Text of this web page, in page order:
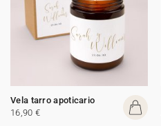
Vela tarro apoticario
16,90 €